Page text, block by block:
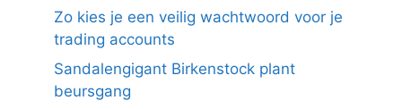
Zo kies je een veilig wachtwoord voor je
trading accounts
Sandalengigant Birkenstock plant
beursgang